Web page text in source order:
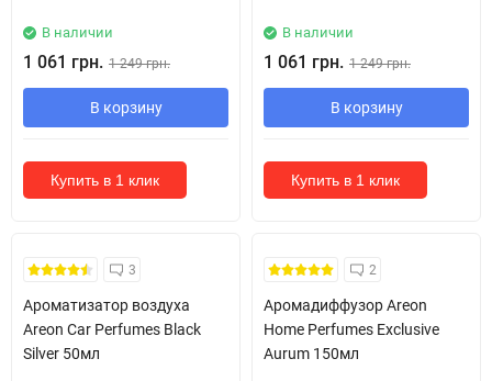
В наличии
1 061 грн. 1 249 грн.
В корзину
Купить в 1 клик
В наличии
1 061 грн. 1 249 грн.
В корзину
Купить в 1 клик
3
Ароматизатор воздуха
Areon Car Perfumes Black
Silver 50мл
2
Аромадиффузор Areon
Home Perfumes Exclusive
Aurum 150мл